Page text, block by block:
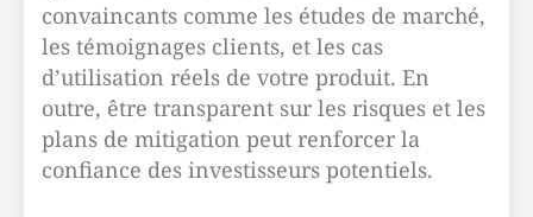
convaincants comme les études de marché,
les témoignages clients, et les cas
d’utilisation réels de votre produit. En
outre, être transparent sur les risques et les
plans de mitigation peut renforcer la
confiance des investisseurs potentiels.